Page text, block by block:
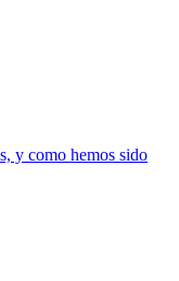
y como hemos sido